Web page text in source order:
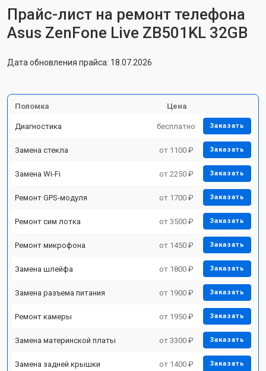
Прайс-лист на ремонт телефона
Asus ZenFone Live ZB501KL 32GB
Дата обновления прайса: 18.07.2026
Поломка Цена
Диагностика бесплатно Заказать
Замена стекла от 1100 ₽ Заказать
Замена Wi-Fi от 2250 ₽ Заказать
Ремонт GPS-модуля от 1700 ₽ Заказать
Ремонт сим лотка от 3500 ₽ Заказать
Ремонт микрофона от 1450 ₽ Заказать
Замена шлейфа от 1800 ₽ Заказать
Замена разъема питания от 1900 ₽ Заказать
Ремонт камеры от 1950 ₽ Заказать
Замена материнской платы от 3300 ₽ Заказать
Замена задней крышки от 1400 ₽ Заказать